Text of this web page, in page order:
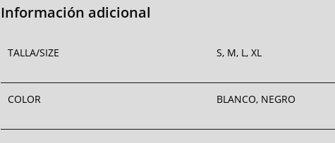
Información adicional
TALLA/SIZE S, M, L, XL
COLOR BLANCO, NEGRO